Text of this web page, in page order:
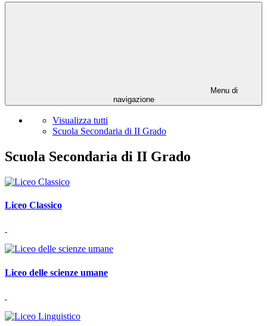
Menu di
navigazione
Visualizza tutti
Scuola Secondaria di II Grado
Scuola Secondaria di II Grado
Liceo Classico
Liceo delle scienze umane